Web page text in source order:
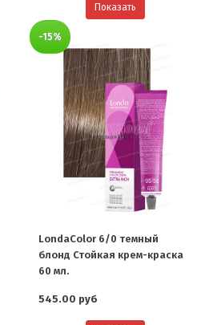
Показать
-15%
LondaColor 6/0 темный
блонд Стойкая крем-краска
60 мл.
545.00 руб